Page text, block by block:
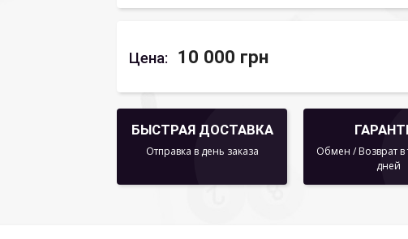
Цена: 10 000 грн
БЫСТРАЯ ДОСТАВКА
Отправка в день заказа
Обмен / Возврат в
дней